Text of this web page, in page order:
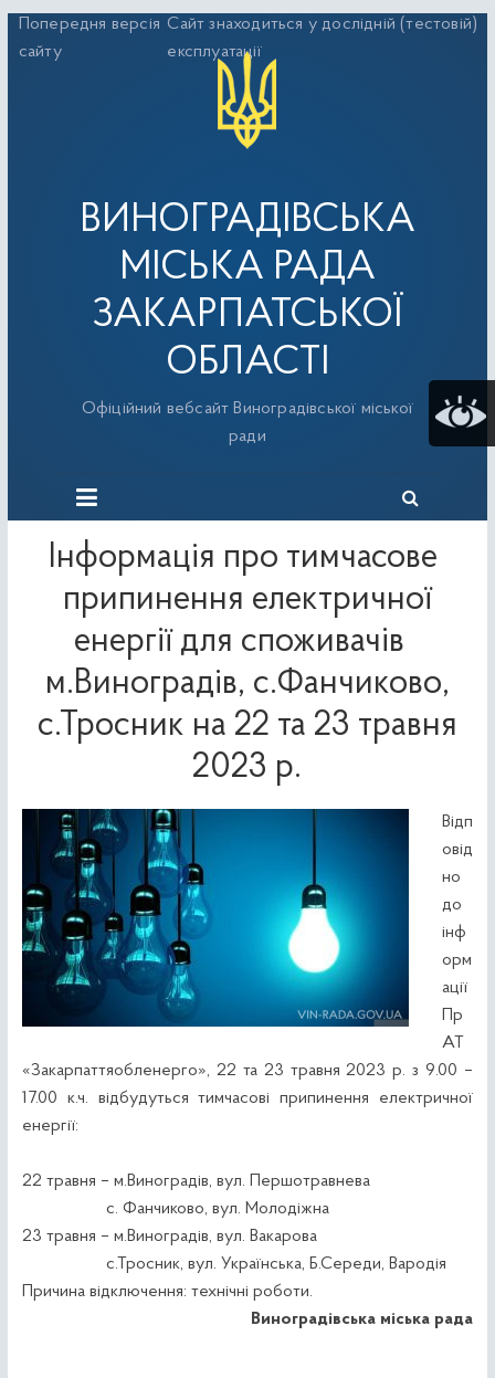
Перейти
до
Попередня версія
сайту
Сайт знаходиться у дослідній (тестовій)
експлуатації
ВИНОГРАДІВСЬКА
МІСЬКА РАДА
ЗАКАРПАТСЬКОЇ
ОБЛАСТІ
Офіційний вебсайт Виноградівської міської
ради
Інформація про тимчасове
припинення електричної
енергії для споживачів
м.Виноградів, с.Фанчиково,
с.Тросник на 22 та 23 травня
2023 р.
Відп
овід
но
до
інф
орм
ації
Пр
АТ
«Закарпаттяобленерго», 22 та 23 травня 2023 р. з 9.00 –
17.00 к.ч. відбудуться тимчасові припинення електричної
енергії:
22 травня – м.Виноградів, вул. Першотравнева
с. Фанчиково, вул. Молодіжна
23 травня – м.Виноградів, вул. Вакарова
с.Тросник, вул. Українська, Б.Середи, Вародія
Причина відключення: технічні роботи.
Виноградівська міська рада